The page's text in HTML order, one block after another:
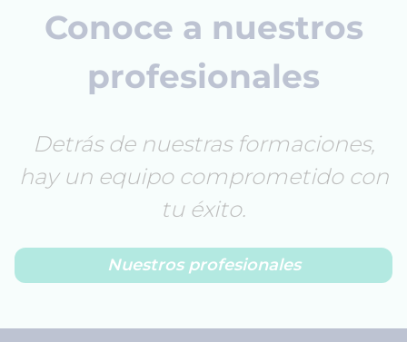
Conoce a nuestros
profesionales
Detrás de nuestras formaciones,
hay un equipo comprometido con
tu éxito.
Nuestros profesionales